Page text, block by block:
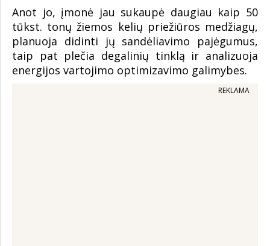
Anot jo, įmonė jau sukaupė daugiau kaip 50
tūkst. tonų žiemos kelių priežiūros medžiagų,
planuoja didinti jų sandėliavimo pajėgumus,
taip pat plečia degalinių tinklą ir analizuoja
energijos vartojimo optimizavimo galimybes.
REKLAMA